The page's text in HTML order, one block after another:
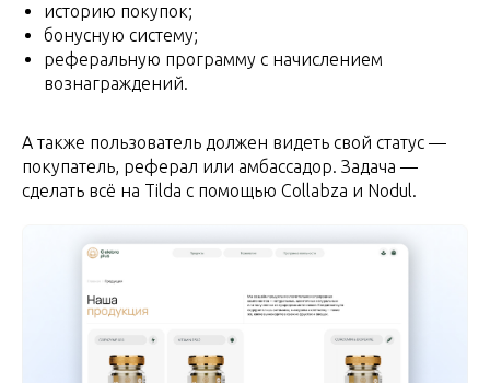
историю покупок;
бонусную систему;
реферальную программу с начислением
вознаграждений.
А также пользователь должен видеть свой статус —
покупатель, реферал или амбассадор. Задача —
сделать всё на Tilda с помощью Collabza и Nodul.